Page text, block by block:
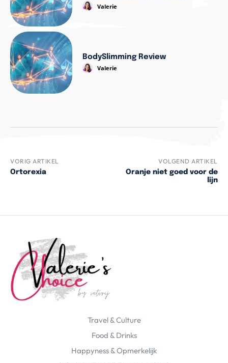
Valerie
BodySlimming Review
Valerie
VORIG ARTIKEL
Ortorexia
VOLGEND ARTIKEL
Oranje niet goed voor de
lijn
Travel & Culture
Food & Drinks
Happyness & Opmerkelijk